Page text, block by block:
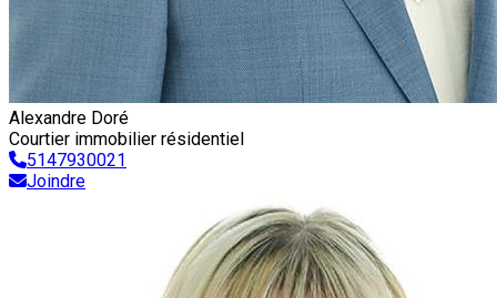
Alexandre Doré
Courtier immobilier résidentiel
5147930021
Joindre